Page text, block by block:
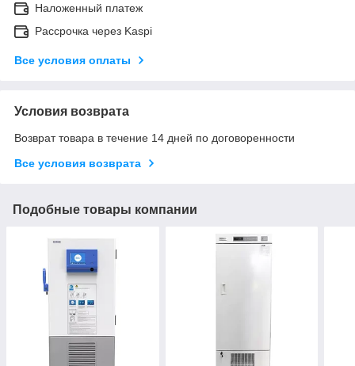
Наложенный платеж
Рассрочка через Kaspi
Все условия оплаты
Условия возврата
Возврат товара в течение 14 дней по договоренности
Все условия возврата
Подобные товары компании